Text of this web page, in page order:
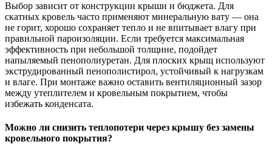
Выбор зависит от конструкции крыши и бюджета. Для
скатных кровель часто применяют минеральную вату — она
не горит, хорошо сохраняет тепло и не впитывает влагу при
правильной пароизоляции. Если требуется максимальная
эффективность при небольшой толщине, подойдет
напыляемый пенополиуретан. Для плоских крыщ используют
экструдированный пенополистирол, устойчивый к нагрузкам
и влаге. При монтаже важно оставить вентиляционный зазор
между утеплителем и кровельным покрытием, чтобы
избежать конденсата.
Можно ли снизить теплопотери через крышу без замены
кровельного покрытия?